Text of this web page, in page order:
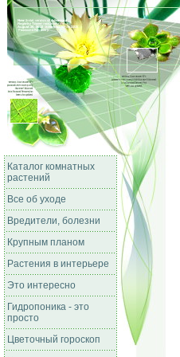
Каталог комнатных
растений
Все об уходе
Вредители, болезни
Крупным планом
Растения в интерьере
Это интересно
Гидропоника - это
просто
Цветочный гороскоп